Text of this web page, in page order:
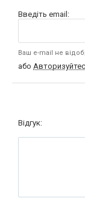
Введіть email:
Ваш e-mail не
або
Відгук: